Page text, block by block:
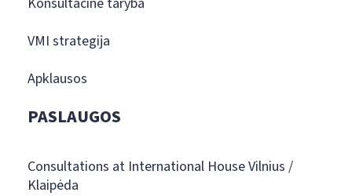
VMI strategija
Apklausos
PASLAUGOS
Consultations at International House Vilnius /
Klaipėda